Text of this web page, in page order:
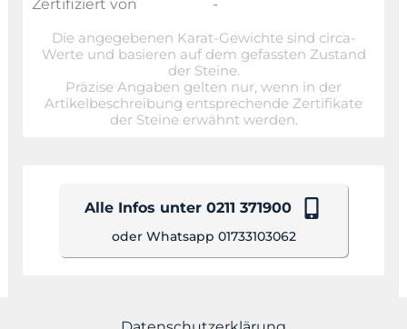
Zertifiziert von
-
Die angegebenen Karat-Gewichte sind circa-
Werte und basieren auf dem gefassten Zustand
der Steine.
Präzise Angaben gelten nur, wenn in der
Artikelbeschreibung entsprechende Zertifikate
der Steine erwähnt werden.
Alle Infos unter 0211 371900
oder Whatsapp 01733103062